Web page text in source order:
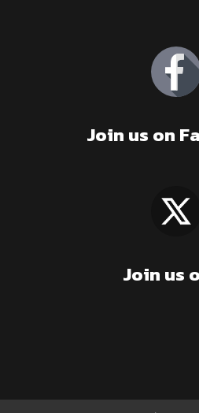
Join us on
Join us